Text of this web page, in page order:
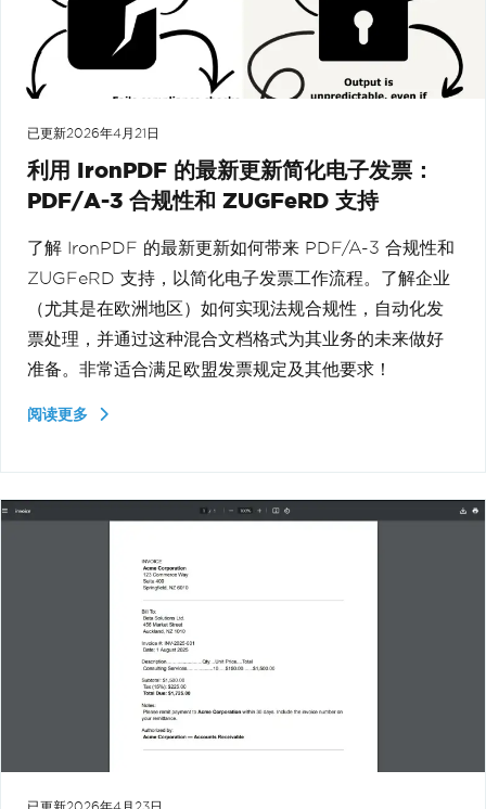
已更新2026年4月21日
利用 IronPDF 的最新更新简化电子发票：
PDF/A-3 合规性和 ZUGFeRD 支持
了解 IronPDF 的最新更新如何带来 PDF/A-3 合规性和
ZUGFeRD 支持，以简化电子发票工作流程。了解企业
（尤其是在欧洲地区）如何实现法规合规性，自动化发
票处理，并通过这种混合文档格式为其业务的未来做好
准备。非常适合满足欧盟发票规定及其他要求！
阅读更多